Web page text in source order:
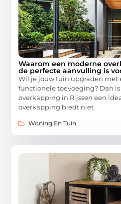
Waarom een moderne
de perfecte aanvulling is
Wil je jouw tuin upgraden met
functionele toevoeging? Dan
overkapping in Rijssen een
overkapping biedt niet
Woning En Tuin